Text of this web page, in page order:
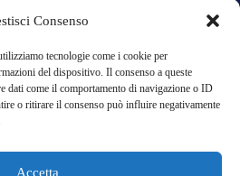
Consenso
tecnologie come i cookie per
del dispositivo. Il consenso a queste
dati come il comportamento di navigazione o ID
o ritirare il consenso può influire negativamente
Accetta